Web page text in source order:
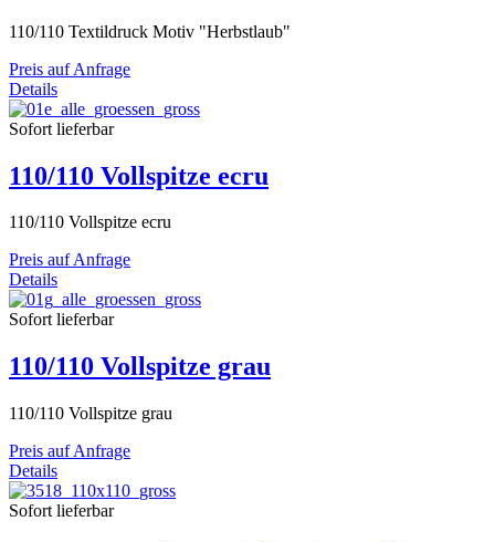
110/110 Textildruck Motiv "Herbstlaub"
Preis auf Anfrage
Details
Sofort lieferbar
110/110 Vollspitze ecru
110/110 Vollspitze ecru
Preis auf Anfrage
Details
Sofort lieferbar
110/110 Vollspitze grau
110/110 Vollspitze grau
Preis auf Anfrage
Details
Sofort lieferbar